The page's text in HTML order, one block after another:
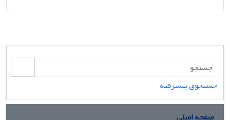
جستجوی پیشرفته